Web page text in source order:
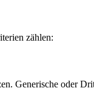
zählen:
Generische oder